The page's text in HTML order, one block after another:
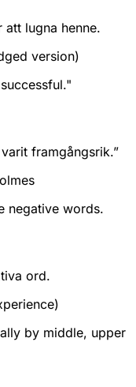
lugna henne.
version)
framgångsrik.”
negative words.
ord.
by middle, upper